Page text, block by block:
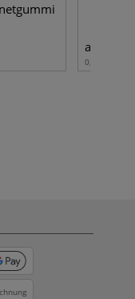
ab
0,20 l | 1 l: